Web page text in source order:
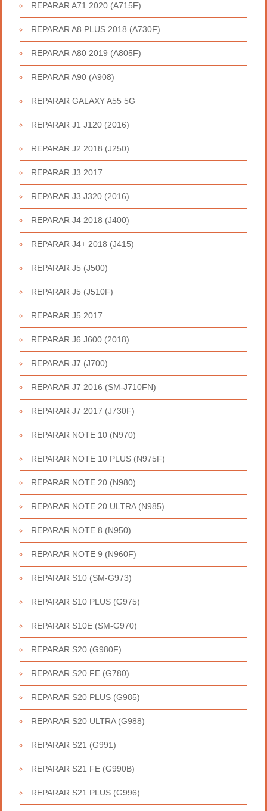
REPARAR A71 2020 (A715F)
REPARAR A8 PLUS 2018 (A730F)
REPARAR A80 2019 (A805F)
REPARAR A90 (A908)
REPARAR GALAXY A55 5G
REPARAR J1 J120 (2016)
REPARAR J2 2018 (J250)
REPARAR J3 2017
REPARAR J3 J320 (2016)
REPARAR J4 2018 (J400)
REPARAR J4+ 2018 (J415)
REPARAR J5 (J500)
REPARAR J5 (J510F)
REPARAR J5 2017
REPARAR J6 J600 (2018)
REPARAR J7 (J700)
REPARAR J7 2016 (SM-J710FN)
REPARAR J7 2017 (J730F)
REPARAR NOTE 10 (N970)
REPARAR NOTE 10 PLUS (N975F)
REPARAR NOTE 20 (N980)
REPARAR NOTE 20 ULTRA (N985)
REPARAR NOTE 8 (N950)
REPARAR NOTE 9 (N960F)
REPARAR S10 (SM-G973)
REPARAR S10 PLUS (G975)
REPARAR S10E (SM-G970)
REPARAR S20 (G980F)
REPARAR S20 FE (G780)
REPARAR S20 PLUS (G985)
REPARAR S20 ULTRA (G988)
REPARAR S21 (G991)
REPARAR S21 FE (G990B)
REPARAR S21 PLUS (G996)